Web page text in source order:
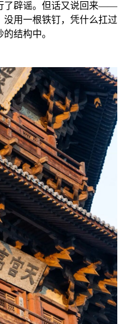
了辟谣。但话又说回来——
用一根铁钉，凭什么扛过
结构中。